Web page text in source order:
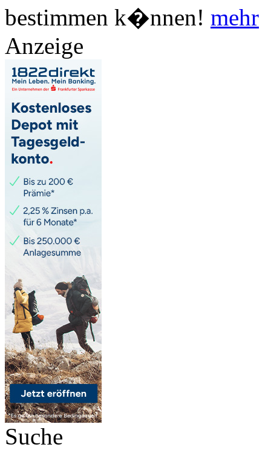
bestimmen k�nnen! mehr
Anzeige
Suche